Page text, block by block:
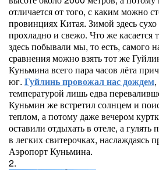
отличается от того, с каким можно
провинциях Китая. Зимой здесь
прохладно и свежо. Что же касается
здесь побывали мы, то есть, самого
сравнения можно взять тот же
Куньмина всего пара часов лёта
юг. Гуйлинь провожал нас дождем
температурой лишь едва
Куньмин же встретил солнцем и
теплом, а потому даже вечером
оставили отдыхать в отеле, а гулять
в легких свитерочках, наслаждаясь
Аэропорт Куньмина.
2.